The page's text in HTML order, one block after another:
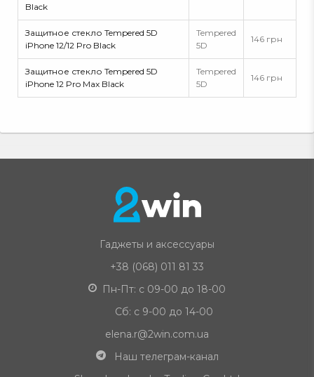
Black
Защитное стекло Tempered 5D
iPhone 12/12 Pro Black
Tempered
5D
146 грн
Защитное стекло Tempered 5D
iPhone 12 Pro Max Black
Tempered
5D
146 грн
Гаджеты и аксессуары
+38 (068) 011 81 33
Пн-Пт: с 09-00 до 18-00
Сб: с 9-00 до 14-00
elena.r@2win.com.ua
Наш телеграм-канал